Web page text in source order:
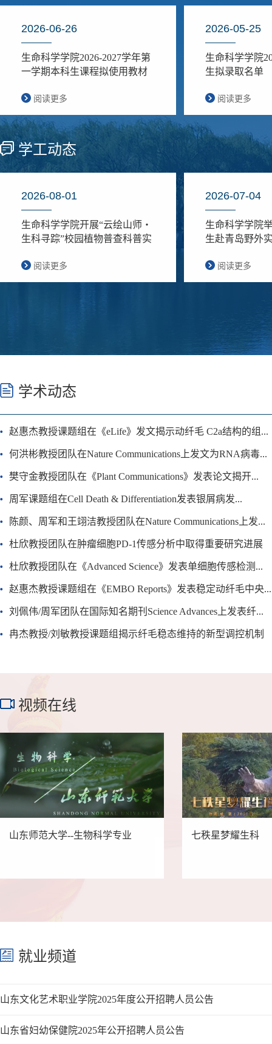
2026-06-26
生命科学学院2026-2027学年第
一学期本科生课程拟使用教材
阅读更多
2026-05-25
生命科学学院
生拟录取名单
阅读更多
学工动态
2026-08-01
生命科学学院开展“云绘山师・
生科寻踪”校园植物普查科普实
阅读更多
2026-07-04
生命科学学院
生赴青岛野外
阅读更多
学术动态
赵惠杰教授课题组在《eLife》发文揭示动纤毛 C2a结构的组...
何洪彬教授团队在Nature Communications上发文为RNA病毒...
樊守金教授团队在《Plant Communications》发表论文揭开...
周军课题组在Cell Death & Differentiation发表银屑病发...
陈颜、周军和王翊洁教授团队在Nature Communications上发...
杜欣教授团队在肿瘤细胞PD-1传感分析中取得重要研究进展
杜欣教授团队在《Advanced Science》发表单细胞传感检测...
赵惠杰教授课题组在《EMBO Reports》发表稳定动纤毛中央...
刘佩伟/周军团队在国际知名期刊Science Advances上发表纤...
冉杰教授/刘敏教授课题组揭示纤毛稳态维持的新型调控机制
视频在线
山东师范大学--生物科学专业 七秩星梦耀生科
就业频道
山东文化艺术职业学院2025年度公开招聘人员公告
山东省妇幼保健院2025年公开招聘人员公告